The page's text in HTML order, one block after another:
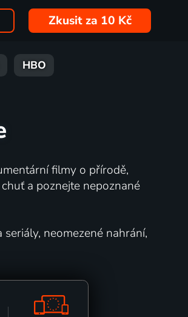
Zkusit za 10 Kč
HBO
filmy o přírodě,
a poznejte nepoznané
neomezené nahrání,